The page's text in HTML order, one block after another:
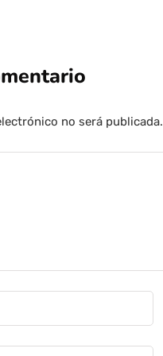
no será publicada.